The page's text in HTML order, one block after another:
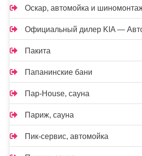
Оскар, автомойка и
Официальный дилер KIA —
Пакита
Папанинские бани
Пар-House, сауна
Париж, сауна
Пик-сервис, автомойка